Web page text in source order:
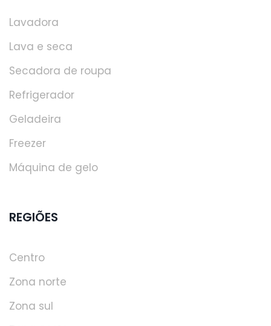
Lavadora
Lava e seca
Secadora de roupa
Refrigerador
Geladeira
Freezer
Máquina de gelo
REGIÕES
Centro
Zona norte
Zona sul